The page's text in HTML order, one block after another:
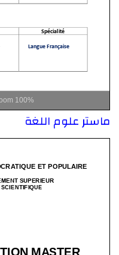
100%
ماستر علوم اللغة